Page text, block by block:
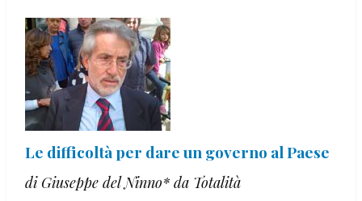
Le difficoltà per dare un governo al Paese
di Giuseppe del Ninno* da Totalità